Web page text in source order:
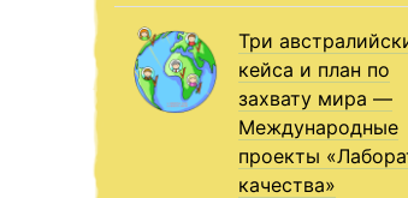
Три
кейса и план по
захвату мира —
Международные
проекты
качества»